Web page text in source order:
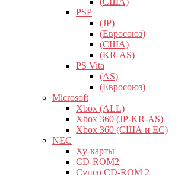
PSP
(JP)
(Евросоюз)
(США)
(KR-AS)
PS Vita
(AS)
(Евросоюз)
Microsoft
Xbox (ALL)
Xbox 360 (JP-KR-AS)
Xbox 360 (США и ЕС)
NEC
Ху-карты
CD-ROM2
Супер CD-ROM 2